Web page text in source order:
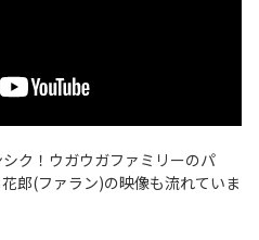
ク！ウガウガファミリーのパ
郎(ファラン)の映像も流れていま